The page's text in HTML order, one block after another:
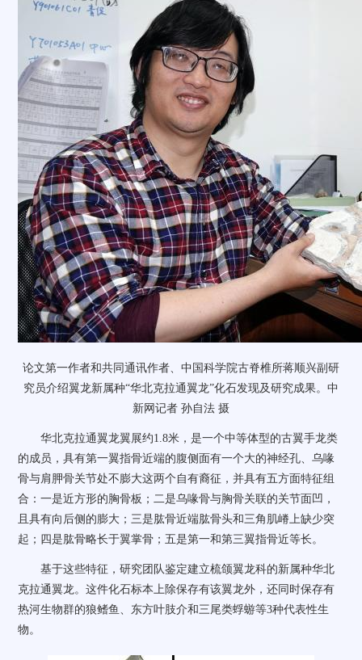
论文第一作者和共同通讯作者、中国科学院古脊椎所蒋顺兴副研
究员介绍翼龙新属种“华北克拉通翼龙”化石发现及研究成果。 中
新网 记者 孙自法 摄
华北克拉通翼龙翼展约1.8米，是一个中等体型的古翼手龙类
的成员，具有第一翼指骨近端的腹侧面有一个大的神经孔、乌喙
骨与肩胛骨关节处不膨大这两个自有裔征，并具有五方面特征组
合：一是近方形的胸骨板；二是乌喙骨与胸骨关联的关节面凹，
且具有向后侧的膨大；三是肱骨近端肱骨头和三角肌嵴上缺少突
起；四是肱骨略长于翼掌骨；五是第一和第三翼指骨近等长。
基于这些特征，研究团队鉴定建立梳颌翼龙科的新属种华北
克拉通翼龙。这件化石标本上除保存有该翼龙外，还同时保存有
热河生物群的狼鳍鱼、东方叶肢介和三尾类蜉蝣等3种代表性生
物。